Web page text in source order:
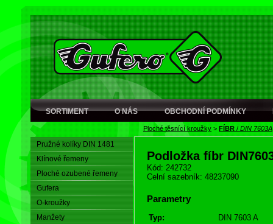
SORTIMENT O NÁS OBCHODNÍ PODMÍNKY
Ploché těsnící kroužky > FÍBR / DIN 7603A
Pružné kolíky DIN 1481
Klínové řemeny
Ploché ozubené řemeny
Gufera
O-kroužky
Manžety
Podložka fíbr
Kód: 242732
Celní sazebník: 48237090
Parametry
Typ:
DIN 7603 A